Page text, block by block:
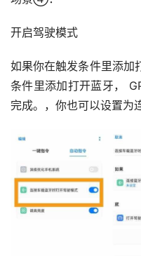
开启驾驶模式
如果你在触发条件里添加
条件里添加打开蓝牙，
完成。，你也可以设置为